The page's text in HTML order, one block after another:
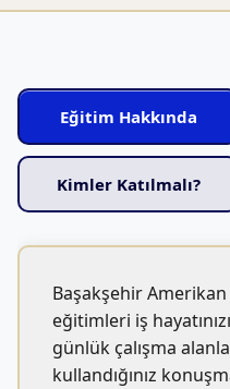
Eğitim Hakkında
Kimler Katılmalı?
Başakşehir
eğitimleri iş
günlük çalışma
kullandığınız